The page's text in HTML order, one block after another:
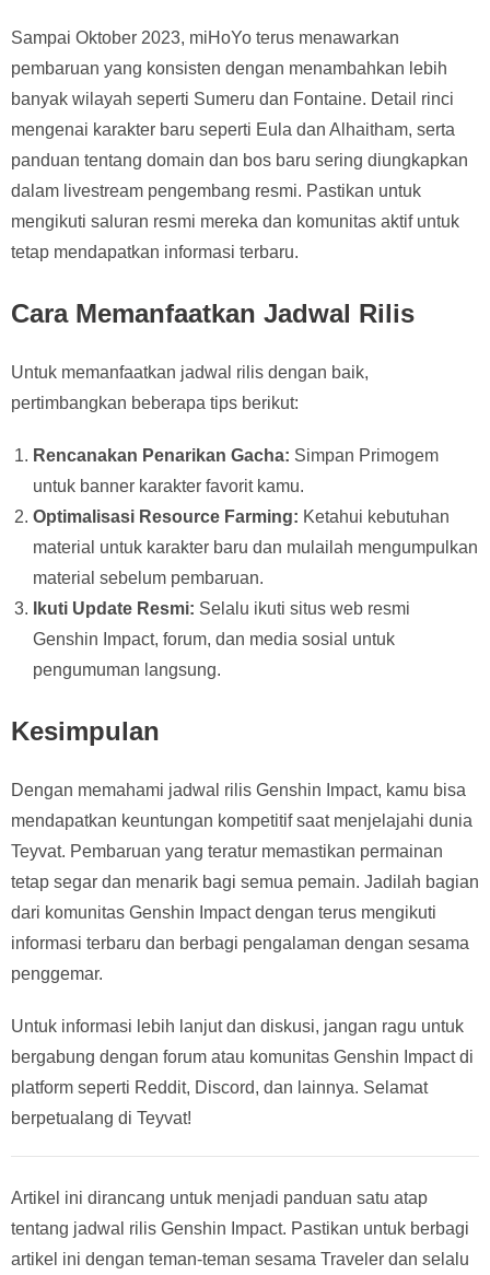
Sampai Oktober 2023, miHoYo terus menawarkan
pembaruan yang konsisten dengan menambahkan lebih
banyak wilayah seperti Sumeru dan Fontaine. Detail rinci
mengenai karakter baru seperti Eula dan Alhaitham, serta
panduan tentang domain dan bos baru sering diungkapkan
dalam livestream pengembang resmi. Pastikan untuk
mengikuti saluran resmi mereka dan komunitas aktif untuk
tetap mendapatkan informasi terbaru.
Cara Memanfaatkan Jadwal Rilis
Untuk memanfaatkan jadwal rilis dengan baik,
pertimbangkan beberapa tips berikut:
Rencanakan Penarikan Gacha: Simpan Primogem
untuk banner karakter favorit kamu.
Optimalisasi Resource Farming: Ketahui kebutuhan
material untuk karakter baru dan mulailah mengumpulkan
material sebelum pembaruan.
Ikuti Update Resmi: Selalu ikuti situs web resmi
Genshin Impact, forum, dan media sosial untuk
pengumuman langsung.
Kesimpulan
Dengan memahami jadwal rilis Genshin Impact, kamu bisa
mendapatkan keuntungan kompetitif saat menjelajahi dunia
Teyvat. Pembaruan yang teratur memastikan permainan
tetap segar dan menarik bagi semua pemain. Jadilah bagian
dari komunitas Genshin Impact dengan terus mengikuti
informasi terbaru dan berbagi pengalaman dengan sesama
penggemar.
Untuk informasi lebih lanjut dan diskusi, jangan ragu untuk
bergabung dengan forum atau komunitas Genshin Impact di
platform seperti Reddit, Discord, dan lainnya. Selamat
berpetualang di Teyvat!
Artikel ini dirancang untuk menjadi panduan satu atap
tentang jadwal rilis Genshin Impact. Pastikan untuk berbagi
artikel ini dengan teman-teman sesama Traveler dan selalu